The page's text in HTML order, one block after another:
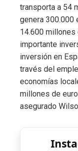
transporta a 54
genera 300.000
14.600 millones
importante
inversión en
través del
economías
millones de
asegurado